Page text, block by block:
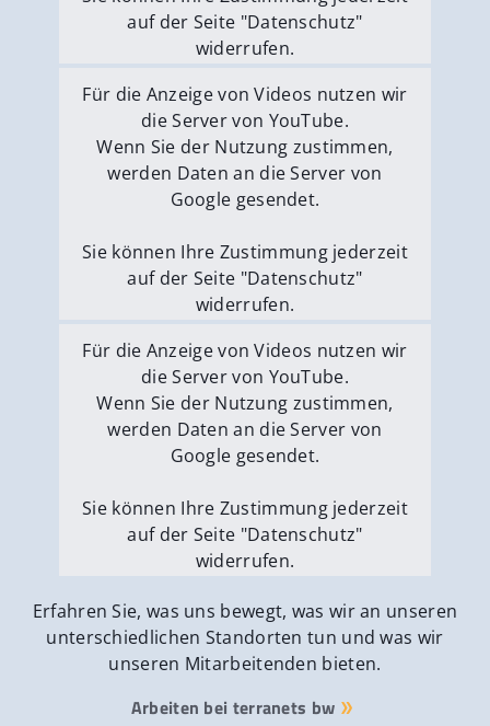
auf der Seite "Datenschutz"
widerrufen.
Externe Medien erlauben
Für die Anzeige von Videos nutzen wir
die Server von YouTube.
Wenn Sie der Nutzung zustimmen,
werden Daten an die Server von
Google gesendet.
Sie können Ihre Zustimmung jederzeit
auf der Seite "Datenschutz"
widerrufen.
Externe Medien erlauben
Für die Anzeige von Videos nutzen wir
die Server von YouTube.
Wenn Sie der Nutzung zustimmen,
werden Daten an die Server von
Google gesendet.
Sie können Ihre Zustimmung jederzeit
auf der Seite "Datenschutz"
widerrufen.
Externe Medien erlauben
Erfahren Sie, was uns bewegt, was wir an unseren
unterschiedlichen Standorten tun und was wir
unseren Mitarbeitenden bieten.
Arbeiten bei terranets bw